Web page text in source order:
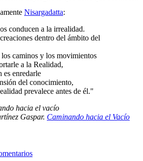
Nisargadatta:
conducen a la irrealidad.
dentro del ámbito del
caminos y los movimientos
a la Realidad,
es enredarle
del conocimiento,
prevalece antes de él."
hacia el vacío
Gaspar. Caminando hacia el Vacío